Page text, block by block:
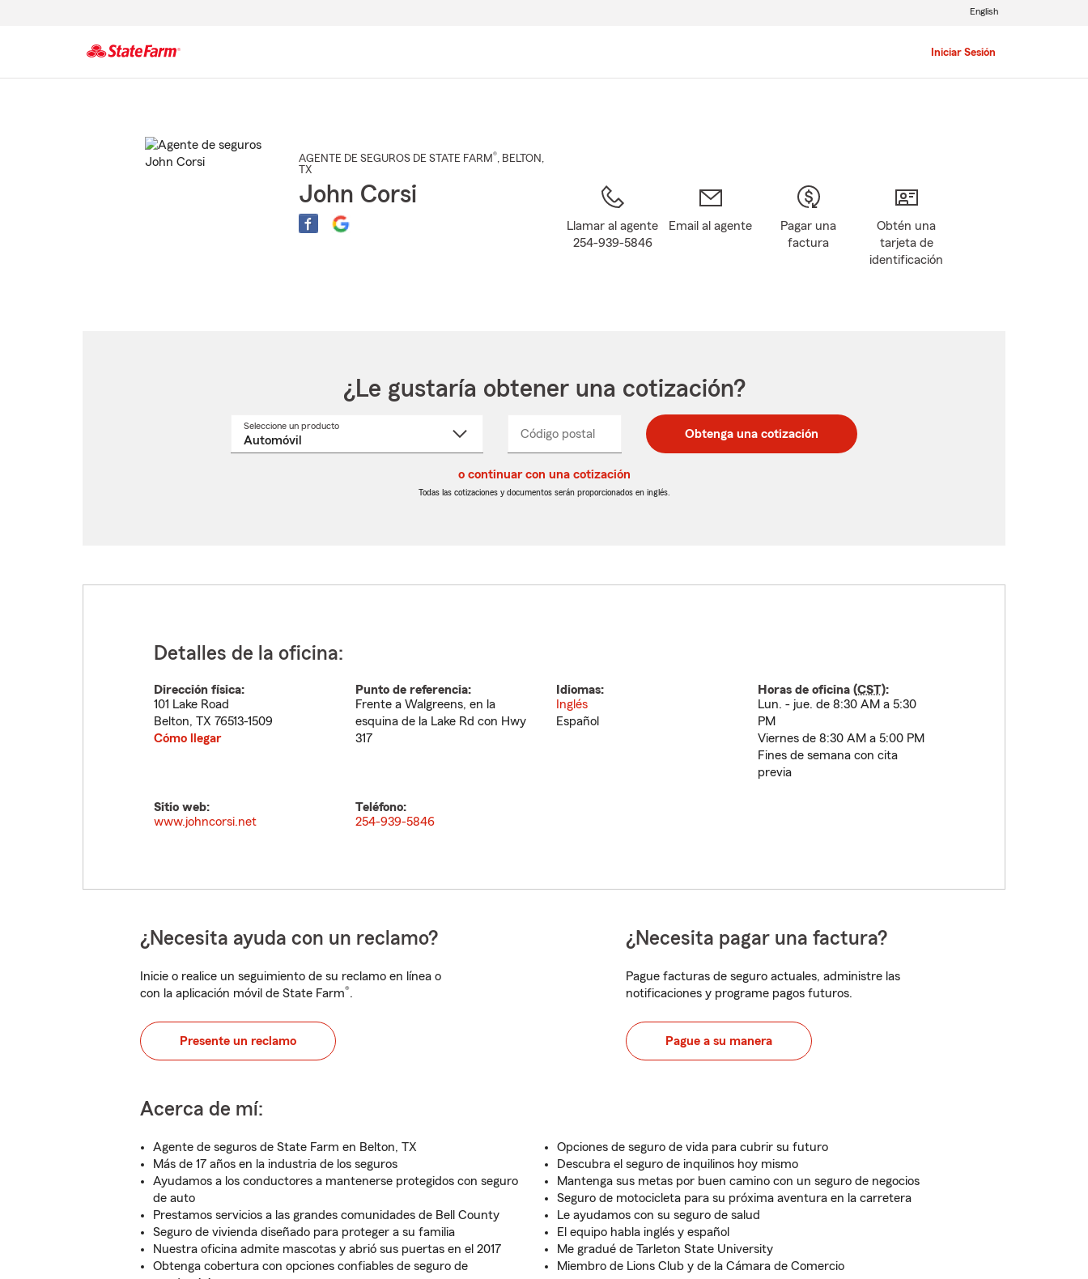
Iniciar Sesión
English
AGENTE DE SEGUROS DE STATE FARM®, BELTON ,
TX
John Corsi
Llamar al agente
254-939-5846
Email al agente
Pagar una
factura
Obtén una
tarjeta de
identificación
¿Le gustaría obtener una cotización?
Seleccione un productoSeleccione
Código postal
postal
de
postal
de
_____ Obtenga una cotización
o continuar con una cotización
Todas las cotizaciones y documentos serán proporcionados en inglés.
Detalles de la oficina:
Dirección física:
101 Lake Road
Belton, TX 76513-1509
Cómo llegar
Punto de referencia:
Frente a Walgreens, en la
esquina de la Lake Rd con Hwy
317
Idiomas:
Inglés
Español
Horas de oficina (CST):
Lun. - jue. de 8:30 AM a 5:30
PM
Viernes de 8:30 AM a 5:00 PM
Fines de semana con cita
previa
Sitio web:
www.johncorsi.net
Teléfono:
254-939-5846
¿Necesita ayuda con un reclamo?
Inicie o realice un seguimiento de su reclamo en línea o
con la aplicación móvil de State Farm®.
Presente un reclamo
¿Necesita pagar una factura?
Pague facturas de seguro actuales, administre las
notificaciones y programe pagos futuros.
Pague a su manera
Acerca de mí:
Agente de seguros de State Farm en Belton, TX
Más de 17 años en la industria de los seguros
Ayudamos a los conductores a mantenerse protegidos con seguro
de auto
Prestamos servicios a las grandes comunidades de Bell County
Seguro de vivienda diseñado para proteger a su familia
Nuestra oficina admite mascotas y abrió sus puertas en el 2017
Obtenga cobertura con opciones confiables de seguro de
Opciones de seguro de vida para cubrir su futuro
Descubra el seguro de inquilinos hoy mismo
Mantenga sus metas por buen camino con un seguro de negocios
Seguro de motocicleta para su próxima aventura en la carretera
Le ayudamos con su seguro de salud
El equipo habla inglés y español
Me gradué de Tarleton State University
Miembro de Lions Club y de la Cámara de Comercio